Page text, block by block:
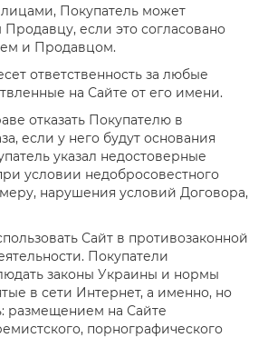
Покупатель может
если это согласовано
и Продавцом.
ответственность за любые
на Сайте от его имени.
отказать Покупателю в
если у него будут основания
указал недостоверные
условии недобросовестного
нарушения условий Договора,
Сайт в противозаконной
Покупатели
законы Украины и нормы
в сети Интернет, а именно, но
размещением на Сайте
порнографического